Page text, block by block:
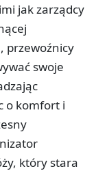
jak zarządcy
przewoźnicy
swoje
o komfort i
który stara